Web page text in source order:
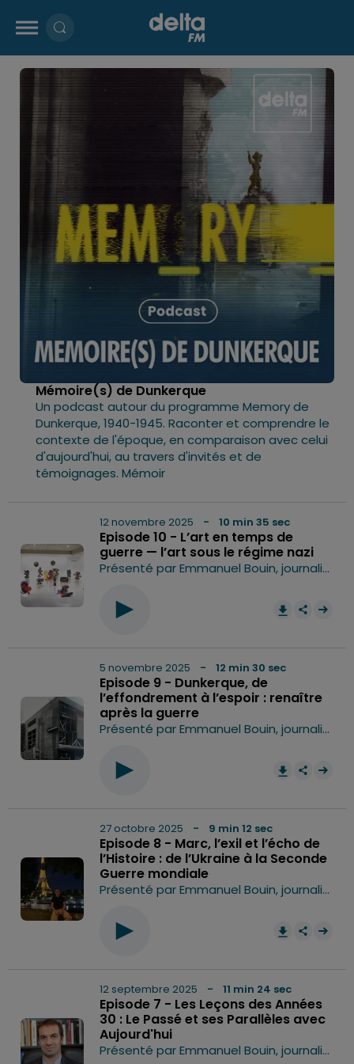
Mémoire(s) de Dunkerque
Un podcast autour du programme Memory de
Dunkerque, 1940-1945. Raconter et comprendre le
contexte de l'époque, en comparaison avec celui
d'aujourd'hui, au travers d'invités et de
témoignages. Mémoir
12 novembre 2025 - 10 min 35 sec
Episode 10 - L’art en temps de
guerre — l’art sous le régime nazi
Présenté par Emmanuel Bouin, journaliste Delta FM sommaire Dans ce dernier épisode, nous plongeons dans une période où l’art, loin d’être libre, a été enrôlé, contrôlé, et parfois détruit : celle du régime nazi. Entre 1933 et 1945, l’Allemagne hitlérienne a fait de la culture un champ de bataille idéologique. L’art "dégénéré" — celui des avant-gardes, des artistes juifs, des voix dissidentes — a été censuré, moqué, brûlé. En parallèle, un art officiel, conforme aux idéaux du Reich, a été glorifié : statues héroïques, paysages idylliques, visages parfaits. Mais au-delà de la propagande, une question demeure : quel est le rôle de l’art en temps de guerre ? Rencontre avec Anne Jouveau, médiatrice et conférencière au LAAC (Lieu d'Art et d'Action Contemporaine) à Dunkerque. Hébergé par Ausha. Visitez ausha.co/politique-de-confidentialite pour plus d'informations.
5 novembre 2025 - 12 min 30 sec
Episode 9 - Dunkerque, de
l’effondrement à l’espoir : renaître
après la guerre
Présenté par Emmanuel Bouin, journaliste Delta FM En 1945, Dunkerque n’est plus qu’un champ de ruines : plus de 80 % de ses bâtiments sont détruits, son port est méconnaissable, et ses habitants ont fui. Quelques années plus tard, Dunkerque se relève. Plus moderne, plus audacieuse, tournée vers la mer et l’avenir. Comment une cité anéantie a-t-elle pu renaître de ses cendres ? Dans cet épisode, rencontre avec Myriam Morlion, chargée de mission patrimoine à la ville de Dunkerque. Hébergé par Ausha. Visitez ausha.co/politique-de-confidentialite pour plus d'informations.
27 octobre 2025 - 9 min 12 sec
Episode 8 - Marc, l’exil et l’écho de
l’Histoire : de l’Ukraine à la Seconde
Guerre mondiale
Présenté par Emmanuel Bouin, journaliste Delta FM Dans cet épisode, nous donnons la parole à Marc, un jeune Ukrainien qui partage son expérience de la guerre et de l’exil. Étudiant à Lille, sa famille d’accueil vit dans la région de Dunkerque. Il nous raconte, avec ses mots et sa sensibilité de jeune adulte, ce qu’il vit. Ce récit ne résonne pas seulement avec l’actualité. En parallèle, nous reviendrons sur la Seconde Guerre mondiale, lorsque d’autres jeunes Européens, il y a près de 80 ans, vivaient des situations comparables : la fuite face aux bombardements, la séparation des familles, la perte de repères, mais aussi la solidarité et la résistance. Hébergé par Ausha. Visitez ausha.co/politique-de-confidentialite pour plus d'informations.
12 septembre 2025 - 11 min 24 sec
Episode 7 - Les Leçons des Années
30 : Le Passé et ses Parallèles avec
Aujourd'hui
Présenté par Emmanuel Bouin, journaliste Delta FM. Dans ce septième épisode de Mémoires de Dunkerque, le podcast revient sur les années 1930, marquées par une crise économique, un chômage massif et une montée des extrémismes, pour montrer comment ces bouleversements résonnent avec les défis d’aujourd’hui. L’historien Fabrice Grenard, spécialiste de la Seconde Guerre mondiale, apporte son analyse pour mieux comprendre les parallèles entre passé et présent. Hébergé par Ausha. Visitez ausha.co/politique-de-confidentialite pour plus d'informations.